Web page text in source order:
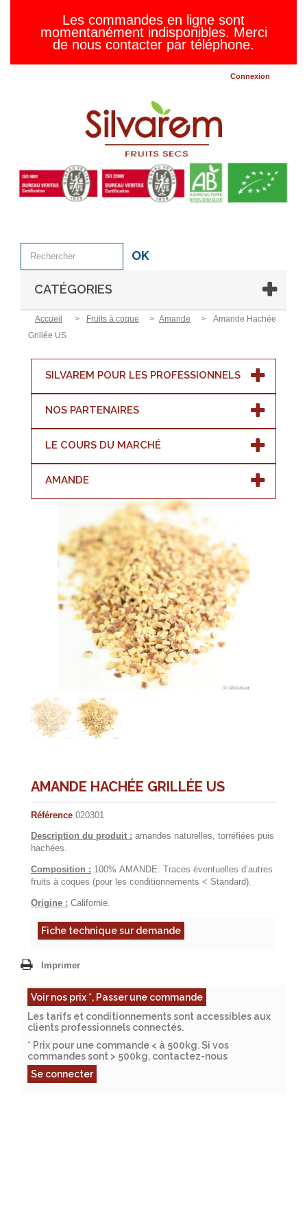
Les commandes en ligne sont
momentanément indisponibles. Merci
de nous contacter par téléphone.
Connexion
OK
CATÉGORIES
Accueil > Fruits à coque > Amande >
Amande Hachée
Grillée US
SILVAREM POUR LES PROFESSIONNELS
NOS PARTENAIRES
LE COURS DU MARCHÉ
AMANDE
AMANDE HACHÉE GRILLÉE US
Référence 020301
Description du produit : amandes naturelles, torréfiées puis
hachées.
Composition : 100% AMANDE. Traces éventuelles d’autres
fruits à coques (pour les conditionnements < Standard).
Origine : Californie.
Fiche technique sur demande
Voir nos prix *, Passer une commande
Les tarifs et conditionnements sont accessibles aux
clients professionnels connectés.
* Prix pour une commande < à 500kg. Si vos
commandes sont > 500kg, contactez-nous
Se connecter
Imprimer